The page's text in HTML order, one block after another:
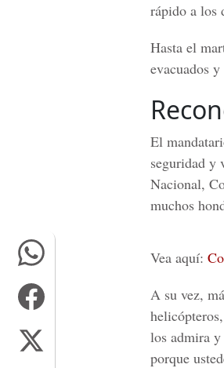
rápido a los
Hasta el
evacuados
El
seguridad y
Nacional,
muchos
Vea aquí:
A su vez,
los admira y
porque